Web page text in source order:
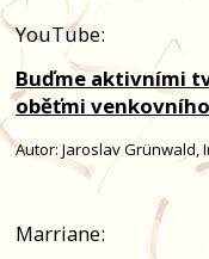
YouTube:
Buďme aktivními
oběťmi
Autor: Jaroslav Grünwald,
Marriane: